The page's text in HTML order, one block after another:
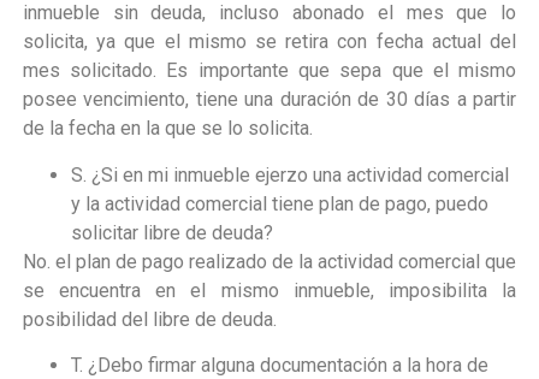
inmueble sin deuda, incluso abonado el mes que lo
solicita, ya que el mismo se retira con fecha actual del
mes solicitado. Es importante que sepa que el mismo
posee vencimiento, tiene una duración de 30 días a partir
de la fecha en la que se lo solicita.
S. ¿Si en mi inmueble ejerzo una actividad comercial
y la actividad comercial tiene plan de pago, puedo
solicitar libre de deuda?
No. el plan de pago realizado de la actividad comercial que
se encuentra en el mismo inmueble, imposibilita la
posibilidad del libre de deuda.
T. ¿Debo firmar alguna documentación a la hora de